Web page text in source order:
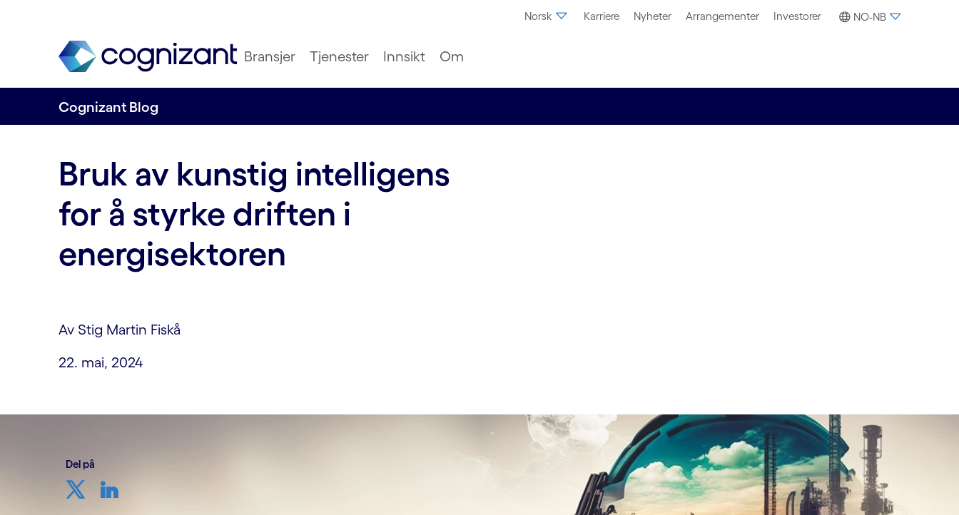
Norsk Karriere Nyheter Arrangementer Investorer NO-NB
Bransjer Tjenester Innsikt Om
Cognizant Blog
Bruk av kunstig intelligens
for å styrke driften i
energisektoren
Av Stig Martin Fiskå
22. mai, 2024
Del på